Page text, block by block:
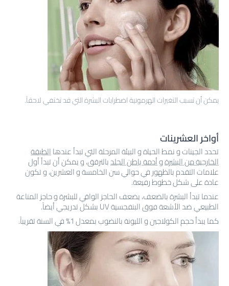
يمكن أن تسبب التغيرات الهرمونية اضطرابات البشرة التي قد تختفي لاحقاً.
أواخر العشرينات
تحدد الجينات و نمط الحياة و البيئة المرحلة التي تبدأ عندهاالطبقة
الخارجية من البشرةوأدمة باطن الجلدبالترقق، و يمكن أن تبدأ أول
علامات التقدم بالظهور في حوالي سن الخامسة و العشرين، و تكون
عادة على شكل خطوط رفيعة.
عندما تبدأ البشرة بالضعف، يضعف الحاجز الواقي للبشرة و حاجز المناعة
الطبيعي ضد الأشعة فوق البنفجسية UV بشكل تدريجي أيضاً.
كما يبدأ حجم الكولاجين و الليونة بالنضوب بمعدل 1% في السنة تقريباً.